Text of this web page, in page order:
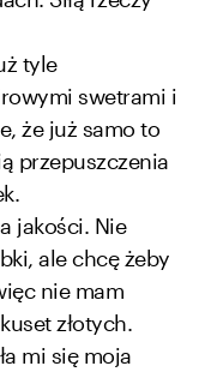
tyle
swetrami i
że już samo to
przepuszczenia
jakości. Nie
ale chcę żeby
nie mam
złotych.
mi się moja